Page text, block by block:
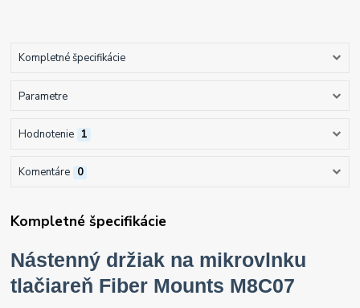
Kompletné špecifikácie
Parametre
Hodnotenie 1
Komentáre 0
Kompletné špecifikácie
Nástenný držiak na mikrovlnku
tlačiareň Fiber Mounts M8C07